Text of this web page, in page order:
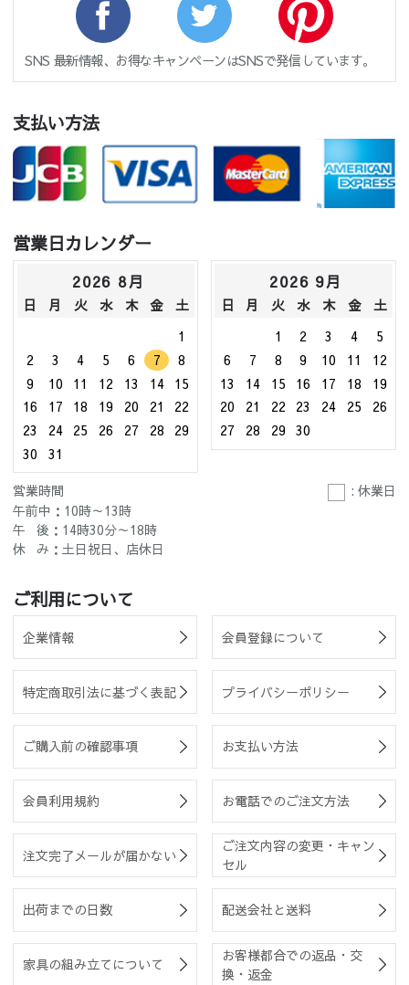
SNS 最新情報、お得なキャンペーンはSNSで発信しています。
支払い方法
営業日カレンダー
2026 8月
日 月 火 水 木 金
土
1
2
3 4 5 6 7
8
9
10 11 12 13 14
15
16
17 18 19 20 21
22
23
24 25 26 27 28
29
30
31
2026 9月
日 月 火 水 木 金
土
1
2 3 4
5
6
7 8 9 10 11
12
13
14 15 16 17 18
19
20
21 22 23 24 25
26
27
28 29 30
営業時間
: 休業日
午前中：10時～13時
午 後：14時30分～18時
休 み：土日祝日、店休日
ご利用について
企業情報 会員登録について
特定商取引法に基づく表記 プライバシーポリシー
ご購入前の確認事項 お支払い方法
会員利用規約 お電話でのご注文方法
注文完了メールが届かない
ご注文内容の変更・キャン
セル
出荷までの日数 配送会社と送料
家具の組み立てについて
お客様都合での返品・交
換・返金